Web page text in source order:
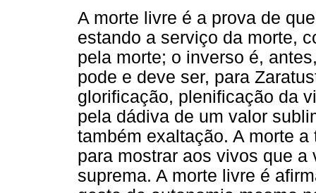
A morte livre é a prova de
estando a serviço da morte,
pela morte; o inverso é,
pode e deve ser, para
glorificação, plenificação da
pela dádiva de um valor
também exaltação. A morte
para mostrar aos vivos que
suprema. A morte livre é